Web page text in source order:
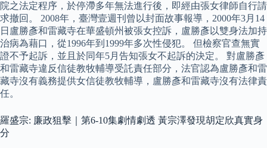
院之法定程序，於停滯多年無法進行後，即經由張女律師自行請
求撤回。 2008年，臺灣壹週刊曾以封面故事報導，2000年3月14
日盧勝彥和雷藏寺在華盛頓州被張女控訴，盧勝彥以雙身法加持
治病為藉口，從1996年到1999年多次性侵犯。 但檢察官查無實
證不予起訴，並且於同年5月告知張女不起訴的決定。 對盧勝彥
和雷藏寺違反信徒教牧輔導受託責任部分，法官認為盧勝彥和雷
藏寺沒有義務提供女信徒教牧輔導，盧勝彥和雷藏寺沒有法律責
任。
羅盛宗: 廉政狙擊｜第6-10集劇情劇透 黃宗澤發現胡定欣真實身
分